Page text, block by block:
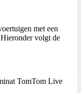
met een
volgt de
TomTom Live